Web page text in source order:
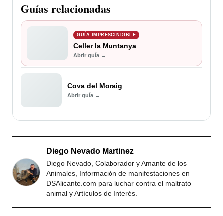
Guías relacionadas
GUÍA IMPRESCINDIBLE
Celler la Muntanya
Abrir guía →
Cova del Moraig
Abrir guía →
Diego Nevado Martinez
Diego Nevado, Colaborador y Amante de los
Animales, Información de manifestaciones en
DSAlicante.com para luchar contra el maltrato
animal y Artículos de Interés.